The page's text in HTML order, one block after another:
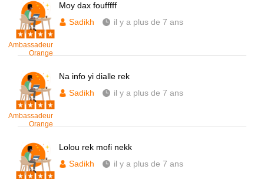
Ambassadeur
Orange
Moy dax foufffff
Sadikh
il y a plus de 7 ans
Ambassadeur
Orange
Na info yi dialle rek
Sadikh
il y a plus de 7 ans
Lolou rek mofi nekk
Sadikh
il y a plus de 7 ans